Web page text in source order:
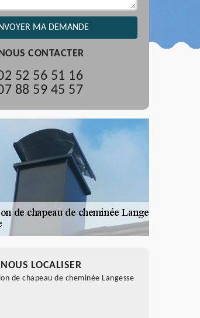
CONTACTER
52 56 51 16
88 59 45 57
NOUS LOCALISER
de chapeau de cheminée Langesse